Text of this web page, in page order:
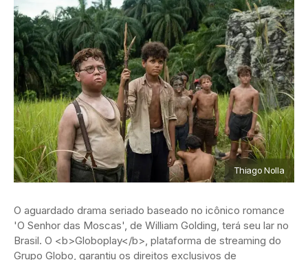
Thiago Nolla
O aguardado drama seriado baseado no icônico romance
'O Senhor das Moscas', de William Golding, terá seu lar no
Brasil. O <b>Globoplay</b>, plataforma de streaming do
Grupo Globo, garantiu os direitos exclusivos de